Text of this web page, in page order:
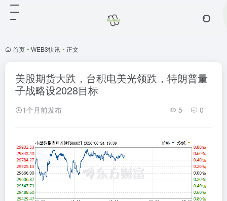
首页 • WEB3快讯 • 正文
美股期货大跌，台积电美光领跌，特朗普量
子战略设2028目标
1个月前发布 5 0